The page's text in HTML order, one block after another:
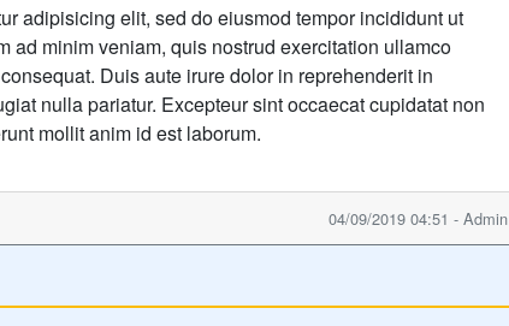
adipisicing elit, sed do eiusmod tempor incididunt ut
ad minim veniam, quis nostrud exercitation ullamco
Duis aute irure dolor in reprehenderit in
nulla pariatur. Excepteur sint occaecat cupidatat non
mollit anim id est laborum.
04/09/2019 04:51 - Admin